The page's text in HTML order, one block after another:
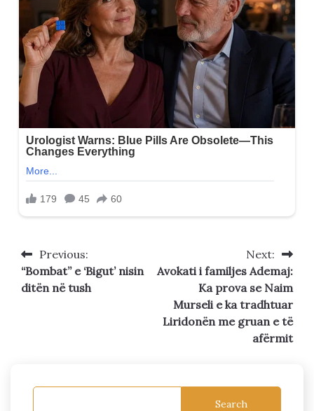
Post
navigation
Previous:
“Bombat” e ‘Bigut’ nisin
ditën në tush
Next:
Avokati i familjes Ademaj:
Ka prova se Naim
Murseli e ka tradhtuar
Liridonën me gruan e të
afërmit
Search